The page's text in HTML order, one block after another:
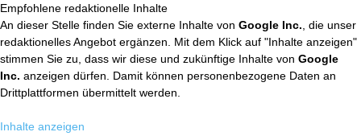
Empfohlene redaktionelle Inhalte
An dieser Stelle finden Sie externe Inhalte von Google Inc. , die unser
redaktionelles Angebot ergänzen. Mit dem Klick auf "Inhalte anzeigen"
stimmen Sie zu, dass wir diese und zukünftige Inhalte von Google
Inc. anzeigen dürfen. Damit können personenbezogene Daten an
Drittplattformen übermittelt werden.
Inhalte anzeigen